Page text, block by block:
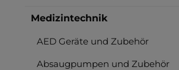
Medizintechnik
AED Geräte und Zubehör
Absaugpumpen und Zubehör